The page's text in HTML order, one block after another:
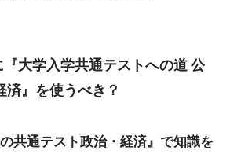
『大学入学共通テストへの道 公
済』を使うべき？
共通テスト政治・経済』で知識を